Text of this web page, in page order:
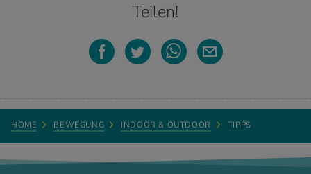
Teilen!
HOME BEWEGUNG INDOOR & OUTDOOR TIPPS